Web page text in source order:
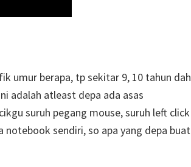
umur berapa, tp sekitar 9, 10 tahun dah
adalah atleast depa ada asas
suruh pegang mouse, suruh left click
sendiri, so apa yang depa buat